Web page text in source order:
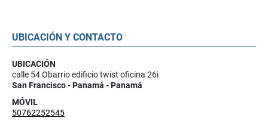
UBICACIÓN Y CONTACTO
UBICACIÓN
calle 54 Obarrio edificio twist oficina 26i
San Francisco - Panamá - Panamá
MÓVIL
50762252545